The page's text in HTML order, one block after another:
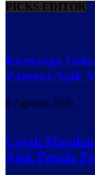
PICKS EDITOR
Kumango
Zamora Ajak
6 Agustus 2026
Cegah
Ajak Pemda